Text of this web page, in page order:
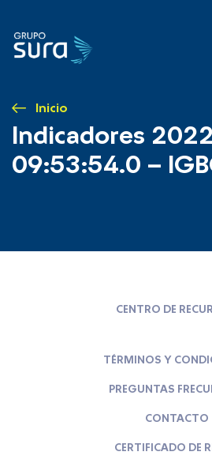
Inicio
Indicadores
09:53:54.0 –
CENTRO DE
TÉRMINOS Y
PREGUNTAS
CONTACTO
CERTIFICADO DE